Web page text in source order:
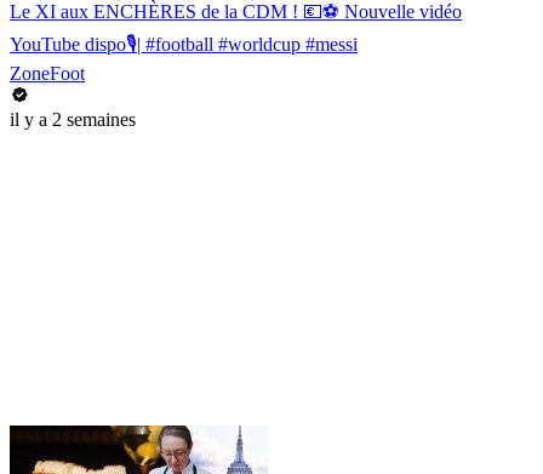
Le XI aux ENCHÈRES de la CDM ! 💶⚽️ Nouvelle vidéo
YouTube dispo🎙️| #football #worldcup #messi
ZoneFoot
il y a 2 semaines